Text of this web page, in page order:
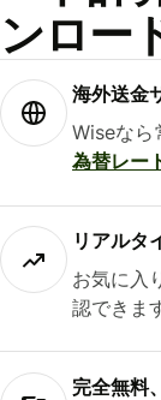
ンロー
海外送金
Wiseなら
為替レー
リアルタ
お気に入
認できま
完全無料